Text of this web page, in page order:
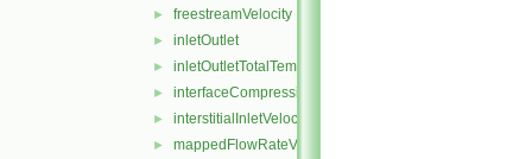
► freestreamVelocity
► inletOutlet
► inletOutletTotalTemperature
► interfaceCompression
► interstitialInletVelocity
► mappedFlowRateVelocity